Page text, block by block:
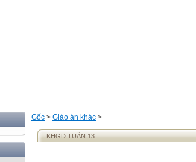
Gốc > Giáo án khác >
KHGD TUẦN 13